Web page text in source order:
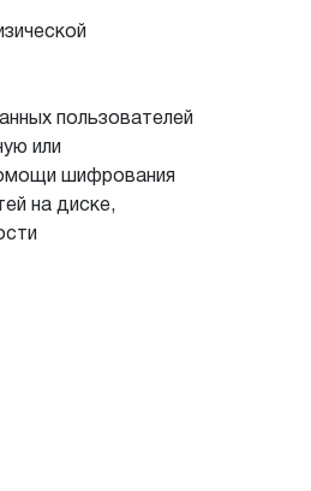
пользователей
или
шифрования
на диске,